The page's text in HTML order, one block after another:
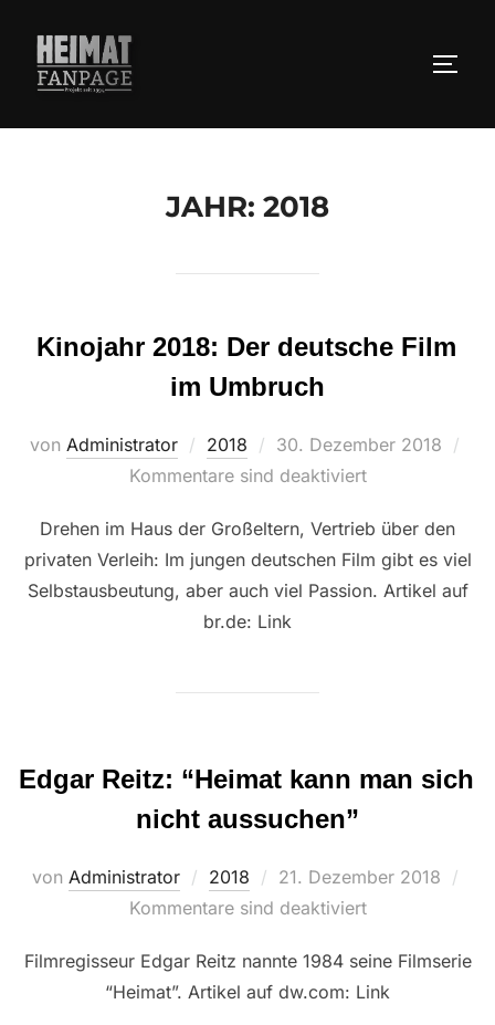
Inhalt
springen
JAHR: 2018
Kinojahr 2018: Der deutsche Film
im Umbruch
von Administrator 2018
Veröffentlicht
am
30. Dezember 2018
Kommentare sind deaktiviert
Drehen im Haus der Großeltern, Vertrieb über den
privaten Verleih: Im jungen deutschen Film gibt es viel
Selbstausbeutung, aber auch viel Passion. Artikel auf
br.de: Link
Edgar Reitz: “Heimat kann man sich
nicht aussuchen”
von Administrator 2018
Veröffentlicht
am
21. Dezember 2018
Kommentare sind deaktiviert
Filmregisseur Edgar Reitz nannte 1984 seine Filmserie
“Heimat”. Artikel auf dw.com: Link